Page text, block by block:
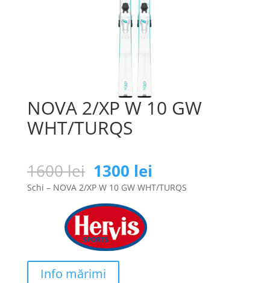
NOVA 2/XP W 10 GW
WHT/TURQS
1600lei Prețul
inițial
a
fost:
1600 lei.
1300 lei
curent
este:
Schi – NOVA 2/XP W 10 GW WHT/TURQS
Info mărimi